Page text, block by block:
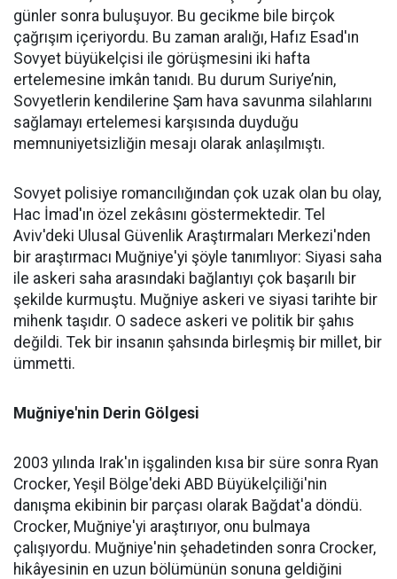
günler sonra buluşuyor. Bu gecikme bile birçok
çağrışım içeriyordu. Bu zaman aralığı, Hafız Esad'ın
Sovyet büyükelçisi ile görüşmesini iki hafta
ertelemesine imkân tanıdı. Bu durum Suriye’nin,
Sovyetlerin kendilerine Şam hava savunma silahlarını
sağlamayı ertelemesi karşısında duyduğu
memnuniyetsizliğin mesajı olarak anlaşılmıştı.
Sovyet polisiye romancılığından çok uzak olan bu olay,
Hac İmad'ın özel zekâsını göstermektedir. Tel
Aviv'deki Ulusal Güvenlik Araştırmaları Merkezi'nden
bir araştırmacı Muğniye'yi şöyle tanımlıyor: Siyasi saha
ile askeri saha arasındaki bağlantıyı çok başarılı bir
şekilde kurmuştu. Muğniye askeri ve siyasi tarihte bir
mihenk taşıdır. O sadece askeri ve politik bir şahıs
değildi. Tek bir insanın şahsında birleşmiş bir millet, bir
ümmetti.
Muğniye'nin Derin Gölgesi
2003 yılında Irak'ın işgalinden kısa bir süre sonra Ryan
Crocker, Yeşil Bölge'deki ABD Büyükelçiliği'nin
danışma ekibinin bir parçası olarak Bağdat'a döndü.
Crocker, Muğniye'yi araştırıyor, onu bulmaya
çalışıyordu. Muğniye'nin şehadetinden sonra Crocker,
hikâyesinin en uzun bölümünün sonuna geldiğini